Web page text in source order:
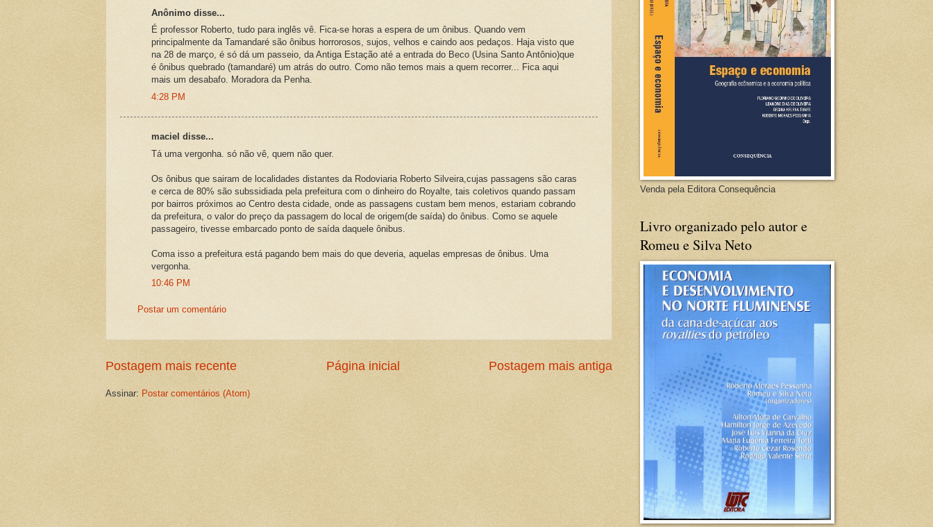
Anônimo disse...
É professor Roberto, tudo para inglês vê. Fica-se horas a espera de um ônibus. Quando vem
principalmente da Tamandaré são ônibus horrorosos, sujos, velhos e caindo aos pedaços. Haja visto que
na 28 de março, é só dá um passeio, da Antiga Estação até a entrada do Beco (Usina Santo Antônio)que
é ônibus quebrado (tamandaré) um atrás do outro. Como não temos mais a quem recorrer... Fica aqui
mais um desabafo. Moradora da Penha.
4:28 PM
maciel disse...
Tá uma vergonha. só não vê, quem não quer.
Os ônibus que sairam de localidades distantes da Rodoviaria Roberto Silveira,cujas passagens são caras
e cerca de 80% são subssidiada pela prefeitura com o dinheiro do Royalte, tais coletivos quando passam
por bairros próximos ao Centro desta cidade, onde as passagens custam bem menos, estariam cobrando
da prefeitura, o valor do preço da passagem do local de origem(de saída) do ônibus. Como se aquele
passageiro, tivesse embarcado ponto de saída daquele ônibus.
Coma isso a prefeitura está pagando bem mais do que deveria, aquelas empresas de ônibus. Uma
vergonha.
10:46 PM
Postar um comentário
Postagem mais recente Postagem mais antiga
Página inicial
Assinar: Postar comentários (Atom)
Venda pela Editora Consequência
Livro organizado pelo autor e
Romeu e Silva Neto